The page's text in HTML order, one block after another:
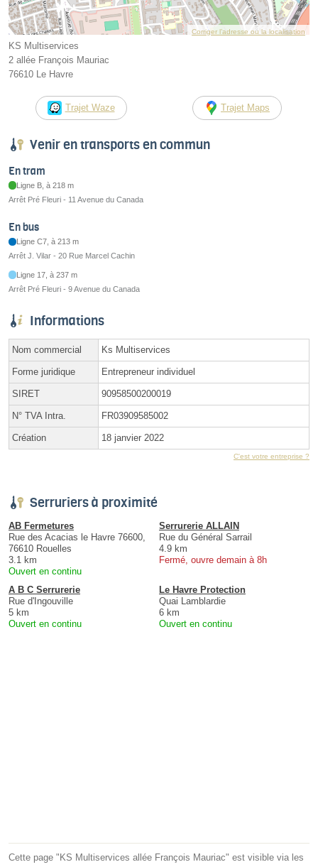
Corriger l’adresse ou la localisation
KS Multiservices
2 allée François Mauriac
76610 Le Havre
Trajet Waze Trajet Maps
Venir en transports en commun
En tram
Ligne B, à 218 m
Arrêt Pré Fleuri - 11 Avenue du Canada
En bus
Ligne C7, à 213 m
Arrêt J. Vilar - 20 Rue Marcel Cachin
Ligne 17, à 237 m
Arrêt Pré Fleuri - 9 Avenue du Canada
Informations
Nom commercial Ks Multiservices
Forme juridique Entrepreneur individuel
SIRET 90958500200019
N° TVA Intra. FR03909585002
Création 18 janvier 2022
C'est votre entreprise ?
Serruriers à proximité
AB Fermetures
Rue des Acacias le Havre 76600,
76610 Rouelles
3.1 km
Ouvert en continu
Serrurerie ALLAIN
Rue du Général Sarrail
4.9 km
Fermé, ouvre demain à 8h
A B C Serrurerie
Rue d'Ingouville
5 km
Ouvert en continu
Le Havre Protection
Quai Lamblardie
6 km
Ouvert en continu
Cette page "KS Multiservices allée François Mauriac" est visible via les